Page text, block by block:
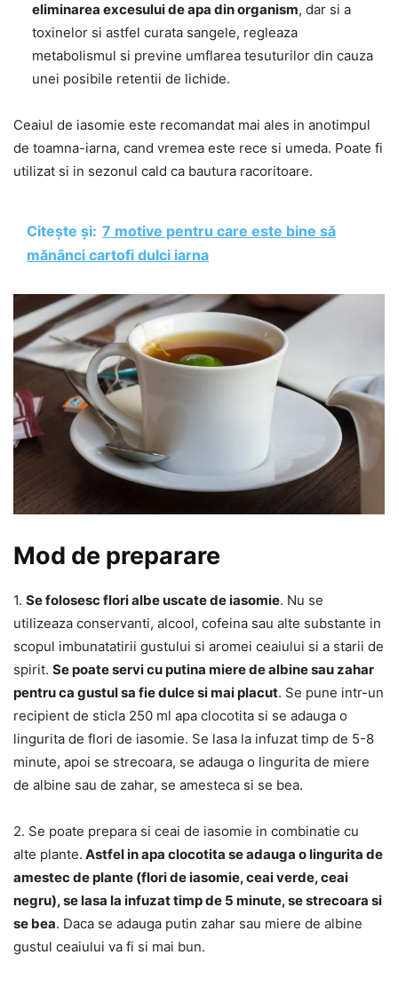
eliminarea excesului de apa din organism, dar si a
toxinelor si astfel curata sangele, regleaza
metabolismul si previne umflarea tesuturilor din cauza
unei posibile retentii de lichide.
Ceaiul de iasomie este recomandat mai ales in anotimpul
de toamna-iarna, cand vremea este rece si umeda. Poate fi
utilizat si in sezonul cald ca bautura racoritoare.
Citește și: 7 motive pentru care este bine să
mănânci cartofi dulci iarna
Mod de preparare
1. Se folosesc flori albe uscate de iasomie. Nu se
utilizeaza conservanti, alcool, cofeina sau alte substante in
scopul imbunatatirii gustului si aromei ceaiului si a starii de
spirit. Se poate servi cu putina miere de albine sau zahar
pentru ca gustul sa fie dulce si mai placut. Se pune intr-un
recipient de sticla 250 ml apa clocotita si se adauga o
lingurita de flori de iasomie. Se lasa la infuzat timp de 5-8
minute, apoi se strecoara, se adauga o lingurita de miere
de albine sau de zahar, se amesteca si se bea.
2. Se poate prepara si ceai de iasomie in combinatie cu
alte plante. Astfel in apa clocotita se adauga o lingurita de
amestec de plante (flori de iasomie, ceai verde, ceai
negru), se lasa la infuzat timp de 5 minute, se strecoara si
se bea. Daca se adauga putin zahar sau miere de albine
gustul ceaiului va fi si mai bun.